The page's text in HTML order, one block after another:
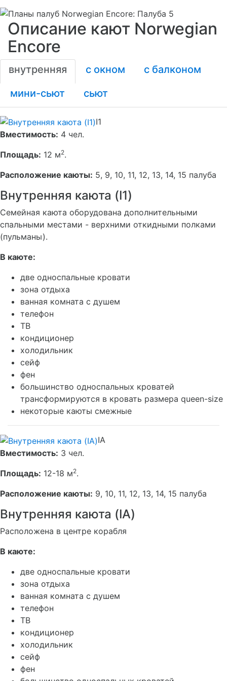
Описание кают Norwegian
Encore
внутренняя с окном
с балконом
мини-сьют
сьют
I1
Вместимость: 4 чел.
Площадь: 12 м2.
Расположение каюты: 5, 9, 10, 11, 12, 13, 14, 15 палуба
Внутренняя каюта (I1)
Cемейная каюта оборудована дополнительными
спальными местами - верхними откидными полками
(пульманы).
В каюте:
две односпальные кровати
зона отдыха
ванная комната с душем
телефон
ТВ
кондиционер
холодильник
сейф
фен
большинство односпальных кроватей
трансформируются в кровать размера queen-size
некоторые каюты смежные
IA
Вместимость: 3 чел.
Площадь: 12-18 м2.
Расположение каюты: 9, 10, 11, 12, 13, 14, 15 палуба
Внутренняя каюта (IA)
Расположена в центре корабля
В каюте:
две односпальные кровати
зона отдыха
ванная комната с душем
телефон
ТВ
кондиционер
холодильник
сейф
фен